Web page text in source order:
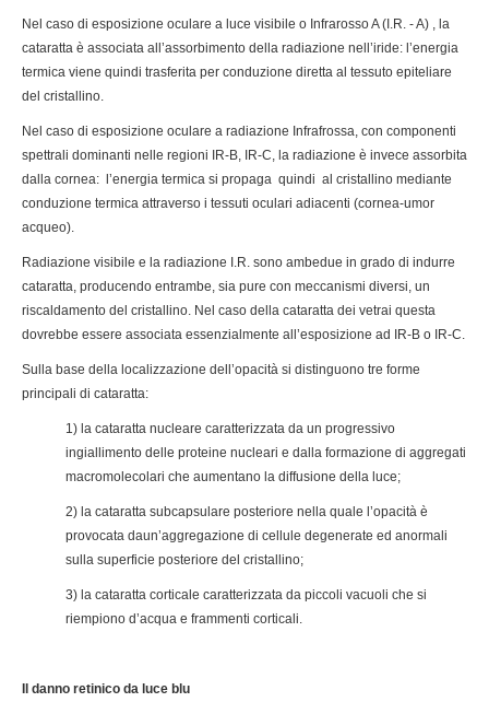
Nel caso di esposizione oculare a luce visibile o Infrarosso A (I.R. - A) , la
cataratta è associata all’assorbimento della radiazione nell’iride: l’energia
termica viene quindi trasferita per conduzione diretta al tessuto epiteliare
del cristallino.
Nel caso di esposizione oculare a radiazione Infrafrossa, con componenti
spettrali dominanti nelle regioni IR-B, IR-C, la radiazione è invece assorbita
dalla cornea: l’energia termica si propaga quindi al cristallino mediante
conduzione termica attraverso i tessuti oculari adiacenti (cornea-umor
acqueo).
Radiazione visibile e la radiazione I.R. sono ambedue in grado di indurre
cataratta, producendo entrambe, sia pure con meccanismi diversi, un
riscaldamento del cristallino. Nel caso della cataratta dei vetrai questa
dovrebbe essere associata essenzialmente all’esposizione ad IR-B o IR-C.
Sulla base della localizzazione dell’opacità si distinguono tre forme
principali di cataratta:
1) la cataratta nucleare caratterizzata da un progressivo
ingiallimento delle proteine nucleari e dalla formazione di aggregati
macromolecolari che aumentano la diffusione della luce;
2) la cataratta subcapsulare posteriore nella quale l’opacità è
provocata daun’aggregazione di cellule degenerate ed anormali
sulla superficie posteriore del cristallino;
3) la cataratta corticale caratterizzata da piccoli vacuoli che si
riempiono d’acqua e frammenti corticali.
Il danno retinico da luce blu